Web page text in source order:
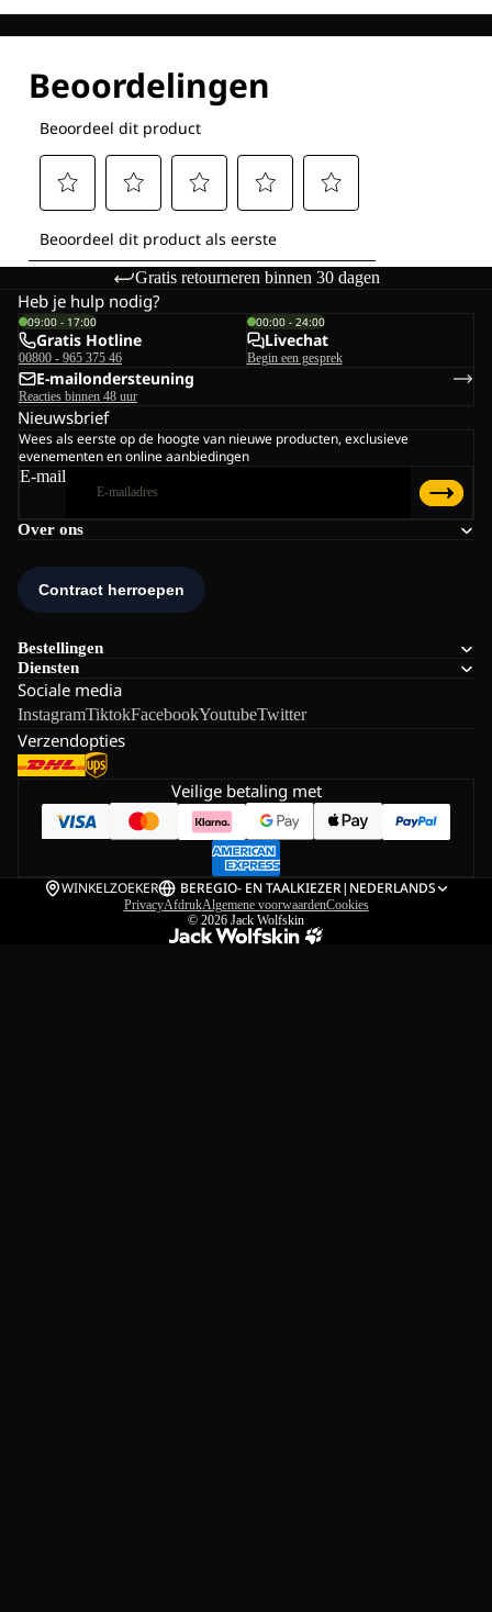
Gratis retourneren binnen 30 dagen
Over ons
Bestellingen
Diensten
Sociale media
InstagramTiktokFacebookYoutubeTwitter
Verzendopties
Heb je hulp nodig?
09:00 - 17:00
Gratis Hotline
00800 - 965 375 46
00:00 - 24:00
Livechat
Begin een gesprek
E-mailondersteuning
Reacties binnen 48 uur
Nieuwsbrief
Wees als eerste op de hoogte van nieuwe producten, exclusieve
evenementen en online aanbiedingen
E-mail
Veilige betaling met
WINKELZOEKER BEREGIO- EN TAALKIEZER| NEDERLANDS
PrivacyAfdrukAlgemene voorwaardenCookies
© 2026 Jack Wolfskin